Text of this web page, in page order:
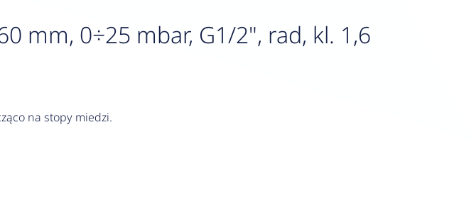
mm, 0÷25 mbar, G1/2", rad, kl. 1,6
na stopy miedzi.